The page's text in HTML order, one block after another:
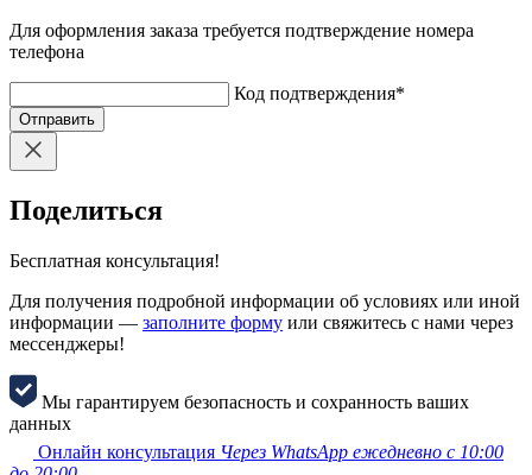
Для оформления заказа требуется подтверждение номера
телефона
Код подтверждения*
Отправить
Поделиться
Бесплатная консультация!
Для получения подробной информации об условиях или иной
информации — заполните форму или свяжитесь с нами через
мессенджеры!
Мы гарантируем безопасность и сохранность ваших
данных
Онлайн консультация Через WhatsApp ежедневно с 10:00